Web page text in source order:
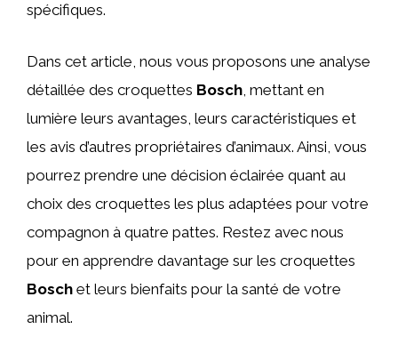
spécifiques.
Dans cet article, nous vous proposons une analyse
détaillée des croquettes Bosch , mettant en
lumière leurs avantages, leurs caractéristiques et
les avis d’autres propriétaires d’animaux. Ainsi, vous
pourrez prendre une décision éclairée quant au
choix des croquettes les plus adaptées pour votre
compagnon à quatre pattes. Restez avec nous
pour en apprendre davantage sur les croquettes
Bosch et leurs bienfaits pour la santé de votre
animal.